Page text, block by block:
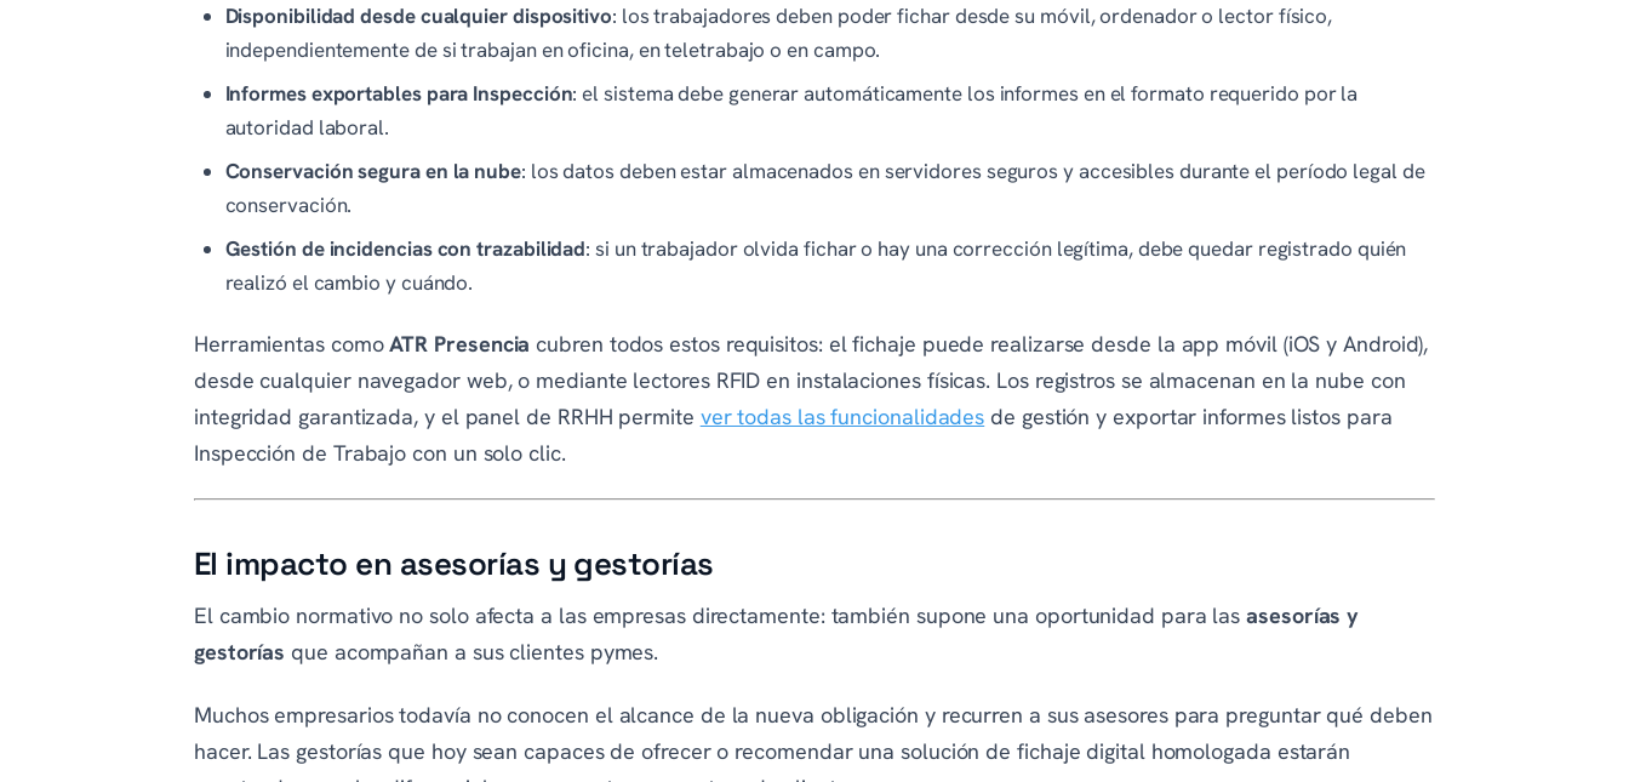
Disponibilidad desde cualquier dispositivo: los trabajadores deben poder fichar desde su móvil, ordenador o lector físico,
independientemente de si trabajan en oficina, en teletrabajo o en campo.
Informes exportables para Inspección: el sistema debe generar automáticamente los informes en el formato requerido por la
autoridad laboral.
Conservación segura en la nube: los datos deben estar almacenados en servidores seguros y accesibles durante el período legal de
conservación.
Gestión de incidencias con trazabilidad: si un trabajador olvida fichar o hay una corrección legítima, debe quedar registrado quién
realizó el cambio y cuándo.
Herramientas comoATR Presencia cubren todos estos requisitos: el fichaje puede realizarse desde la app móvil (iOS y Android),
desde cualquier navegador web, o mediante lectores RFID en instalaciones físicas. Los registros se almacenan en la nube con
integridad garantizada, y el panel de RRHH permite ver todas las funcionalidades de gestión y exportar informes listos para
Inspección de Trabajo con un solo clic.
El impacto en asesorías y gestorías
El cambio normativo no solo afecta a las empresas directamente: también supone una oportunidad para lasasesorías y
gestorías que acompañan a sus clientes pymes.
Muchos empresarios todavía no conocen el alcance de la nueva obligación y recurren a sus asesores para preguntar qué deben
hacer. Las gestorías que hoy sean capaces de ofrecer o recomendar una solución de fichaje digital homologada estarán